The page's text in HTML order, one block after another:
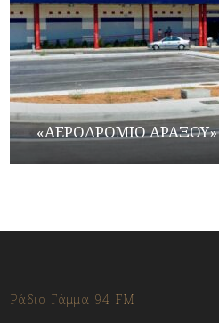
«ΑΕΡΟΔΡΟΜΙΟ ΑΡΑΞΟΥ»
Ράδιο Γάμμα 94 FM